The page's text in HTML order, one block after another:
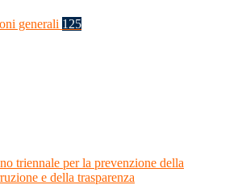
generali 125
triennale per la prevenzione della
e della trasparenza